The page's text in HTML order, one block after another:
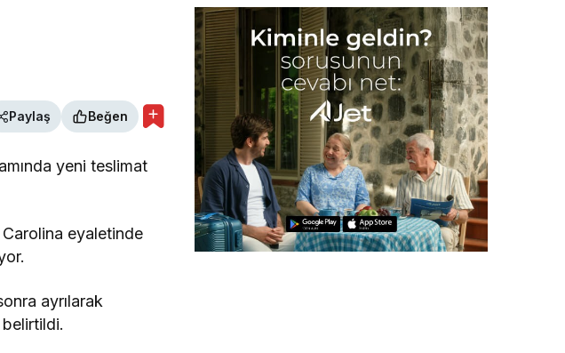
Gece Modu
Gece modunu seçin.
Sistem Modu
Sistem modunu seçin.
Paylaş Beğen
yeni teslimat
eyaletinde
ayrılarak
yetkilendirildi